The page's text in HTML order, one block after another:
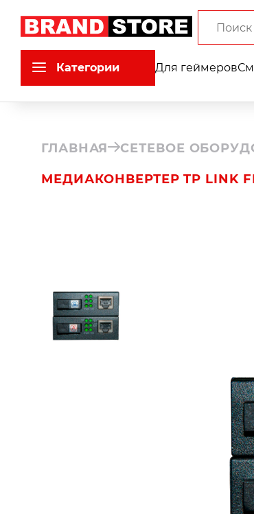
Категории Для геймеров
ГЛАВНАЯ СЕТЕВОЕ
МЕДИАКОНВЕРТЕР TP LINK